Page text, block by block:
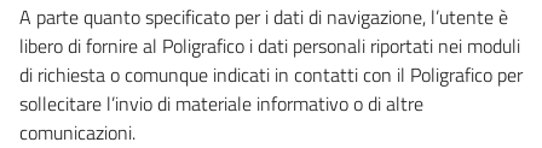
A parte quanto specificato per i dati di navigazione, l’utente è
libero di fornire al Poligrafico i dati personali riportati nei moduli
di richiesta o comunque indicati in contatti con il Poligrafico per
sollecitare l’invio di materiale informativo o di altre
comunicazioni.